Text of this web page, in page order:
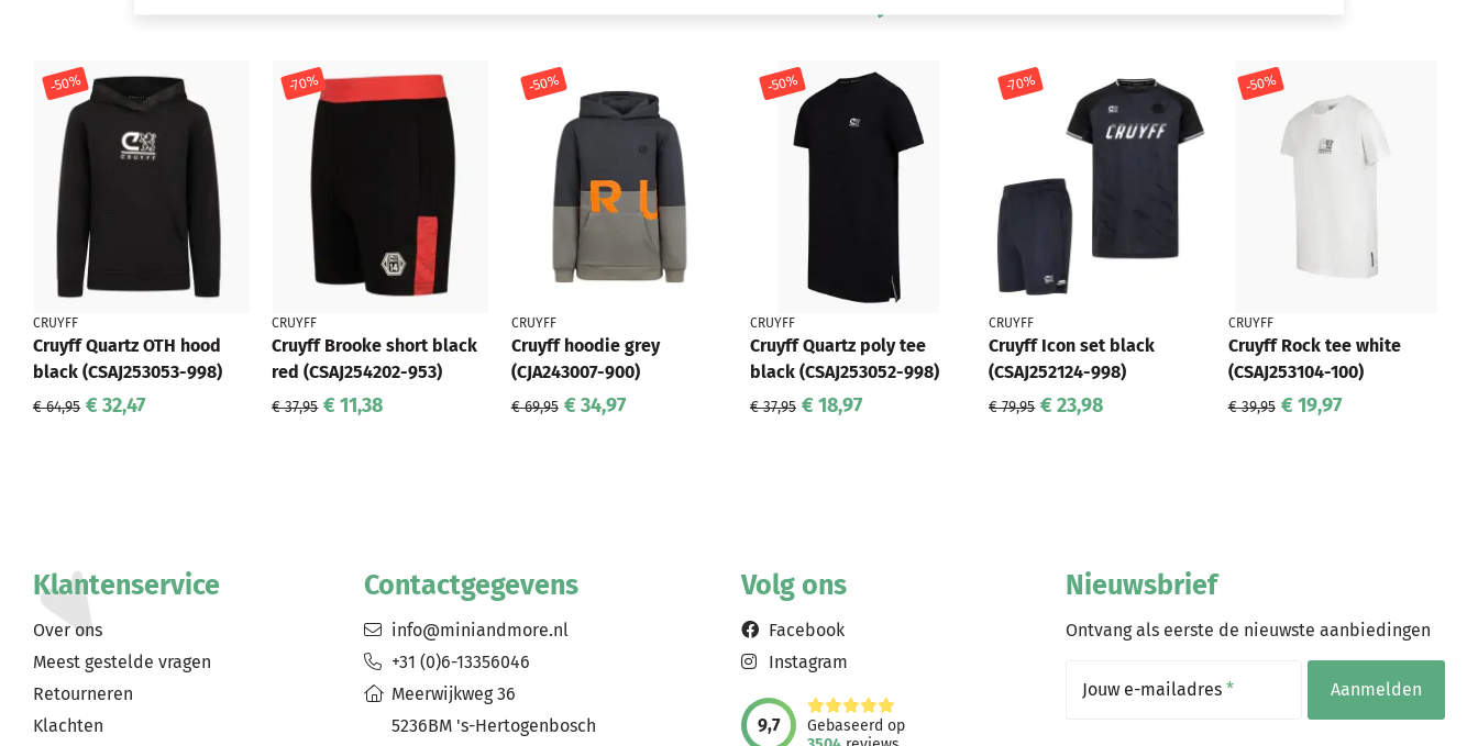
-50%
CRUYFF
Cruyff Quartz OTH hood
black (CSAJ253053-998)
€ 64,95 € 32,47
-70%
CRUYFF
Cruyff Brooke short black
red (CSAJ254202-953)
€ 37,95 € 11,38
-50%
CRUYFF
Cruyff hoodie grey
(CJA243007-900)
€ 69,95 € 34,97
-50%
CRUYFF
Cruyff Quartz poly tee
black (CSAJ253052-998)
€ 37,95 € 18,97
-70%
CRUYFF
Cruyff Icon set black
(CSAJ252124-998)
€ 79,95 € 23,98
-50%
CRUYFF
Cruyff Rock tee white
(CSAJ253104-100)
€ 39,95 € 19,97
Klantenservice
Over ons
Meest gestelde vragen
Retourneren
Klachten
Contactgegevens
info@miniandmore.nl
+31 (0)6-13356046
Meerwijkweg 36
5236BM 's-Hertogenbosch
Volg ons
Facebook
Instagram
9,7
Gebaseerd op
Nieuwsbrief
Ontvang als eerste de nieuwste aanbiedingen
Jouw e-mailadres * Aanmelden